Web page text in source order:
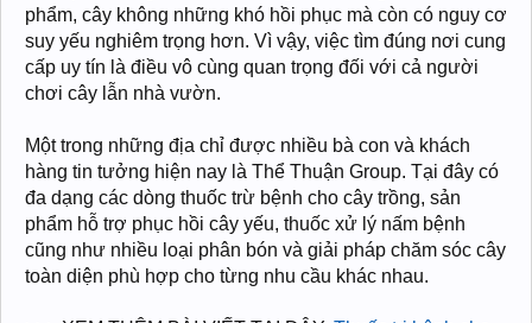
phẩm, cây không những khó hồi phục mà còn có nguy cơ
suy yếu nghiêm trọng hơn. Vì vậy, việc tìm đúng nơi cung
cấp uy tín là điều vô cùng quan trọng đối với cả người
chơi cây lẫn nhà vườn.
Một trong những địa chỉ được nhiều bà con và khách
hàng tin tưởng hiện nay là Thể Thuận Group. Tại đây có
đa dạng các dòng thuốc trừ bệnh cho cây trồng, sản
phẩm hỗ trợ phục hồi cây yếu, thuốc xử lý nấm bệnh
cũng như nhiều loại phân bón và giải pháp chăm sóc cây
toàn diện phù hợp cho từng nhu cầu khác nhau.